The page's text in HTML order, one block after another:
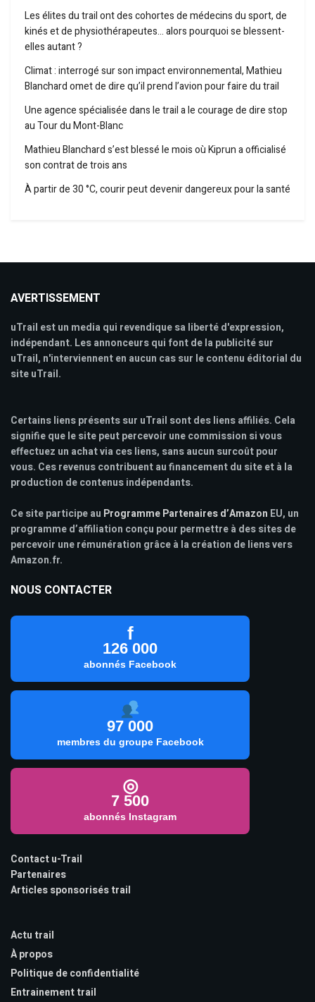
Les élites du trail ont des cohortes de médecins du sport, de
kinés et de physiothérapeutes… alors pourquoi se blessent-
elles autant ?
Climat : interrogé sur son impact environnemental, Mathieu
Blanchard omet de dire qu’il prend l’avion pour faire du trail
Une agence spécialisée dans le trail a le courage de dire stop
au Tour du Mont-Blanc
Mathieu Blanchard s’est blessé le mois où Kiprun a officialisé
son contrat de trois ans
À partir de 30 °C, courir peut devenir dangereux pour la santé
AVERTISSEMENT
uTrail est un media qui revendique sa liberté d'expression,
indépendant. Les annonceurs qui font de la publicité sur
uTrail, n'interviennent en aucun cas sur le contenu éditorial du
site uTrail.
Certains liens présents sur uTrail sont des liens affiliés. Cela
signifie que le site peut percevoir une commission si vous
effectuez un achat via ces liens, sans aucun surcoût pour
vous. Ces revenus contribuent au financement du site et à la
production de contenus indépendants.
Ce site participe au Programme Partenaires d’Amazon EU, un
programme d’affiliation conçu pour permettre à des sites de
percevoir une rémunération grâce à la création de liens vers
Amazon.fr.
NOUS CONTACTER
f
126 000
abonnés Facebook
97 000
membres du groupe Facebook
◎
7 500
abonnés Instagram
Contact u-Trail
Partenaires
Articles sponsorisés trail
Actu trail
À propos
Politique de confidentialité
Entrainement trail